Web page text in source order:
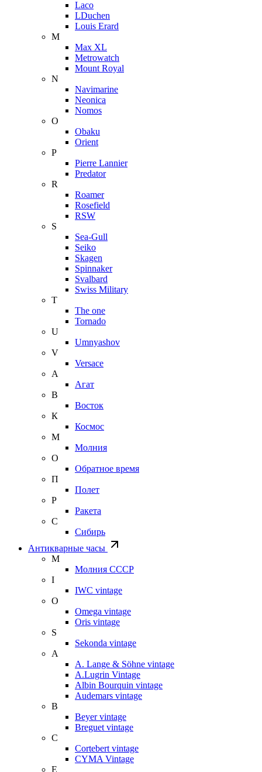
Laco
LDuchen
Louis Erard
M
Max XL
Metrowatch
Mount Royal
N
Navimarine
Neonica
Nomos
O
Obaku
Orient
P
Pierre Lannier
Predator
R
Roamer
Rosefield
RSW
S
Sea-Gull
Seiko
Skagen
Spinnaker
Svalbard
Swiss Military
T
The one
Tornado
U
Umnyashov
V
Versace
А
Агат
В
Восток
К
Космос
М
Молния
О
Обратное время
П
Полет
Р
Ракета
С
Сибирь
Антикварные часы
М
Молния СССР
I
IWC vintage
O
Omega vintage
Oris vintage
S
Sekonda vintage
A
A. Lange & Söhne vintage
A.Lugrin Vintage
Albin Bourquin vintage
Audemars vintage
B
Beyer vintage
Breguet vintage
C
Cortebert vintage
CYMA Vintage
E